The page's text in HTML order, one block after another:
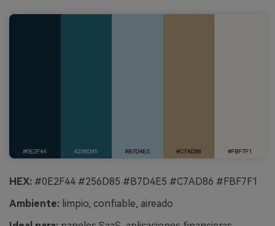
HEX: #0E2F44 #256D85 #B7D4E5 #C7AD86 #FBF7F1
Ambiente: limpio, confiable, aireado